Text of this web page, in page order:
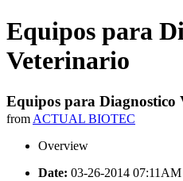
Equipos para
Veterinario
Equipos para Diagnostico
from ACTUAL BIOTEC
Overview
Date: 03-26-2014 07:11AM